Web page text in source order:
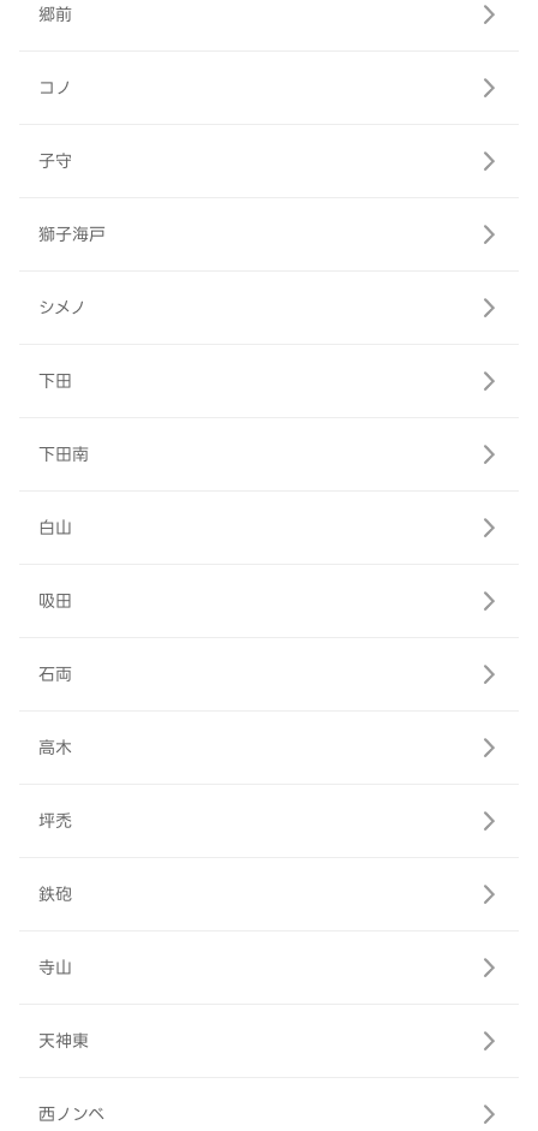
郷前
コノ
子守
獅子海戸
シメノ
下田
下田南
白山
吸田
石両
高木
坪禿
鉄砲
寺山
天神東
西ノンベ